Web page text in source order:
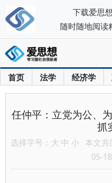
首页 法学 经济学
任仲平：立党为公、
抓
选择字号： 大 中 小 本文共
05-
下载爱思
随时随地阅读